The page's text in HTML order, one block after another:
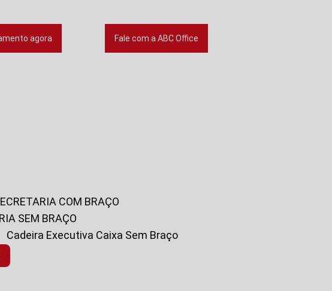
agora Fale com a ABC Office
COM BRAÇO
SEM BRAÇO
Cadeira Executiva Caixa Sem Braço